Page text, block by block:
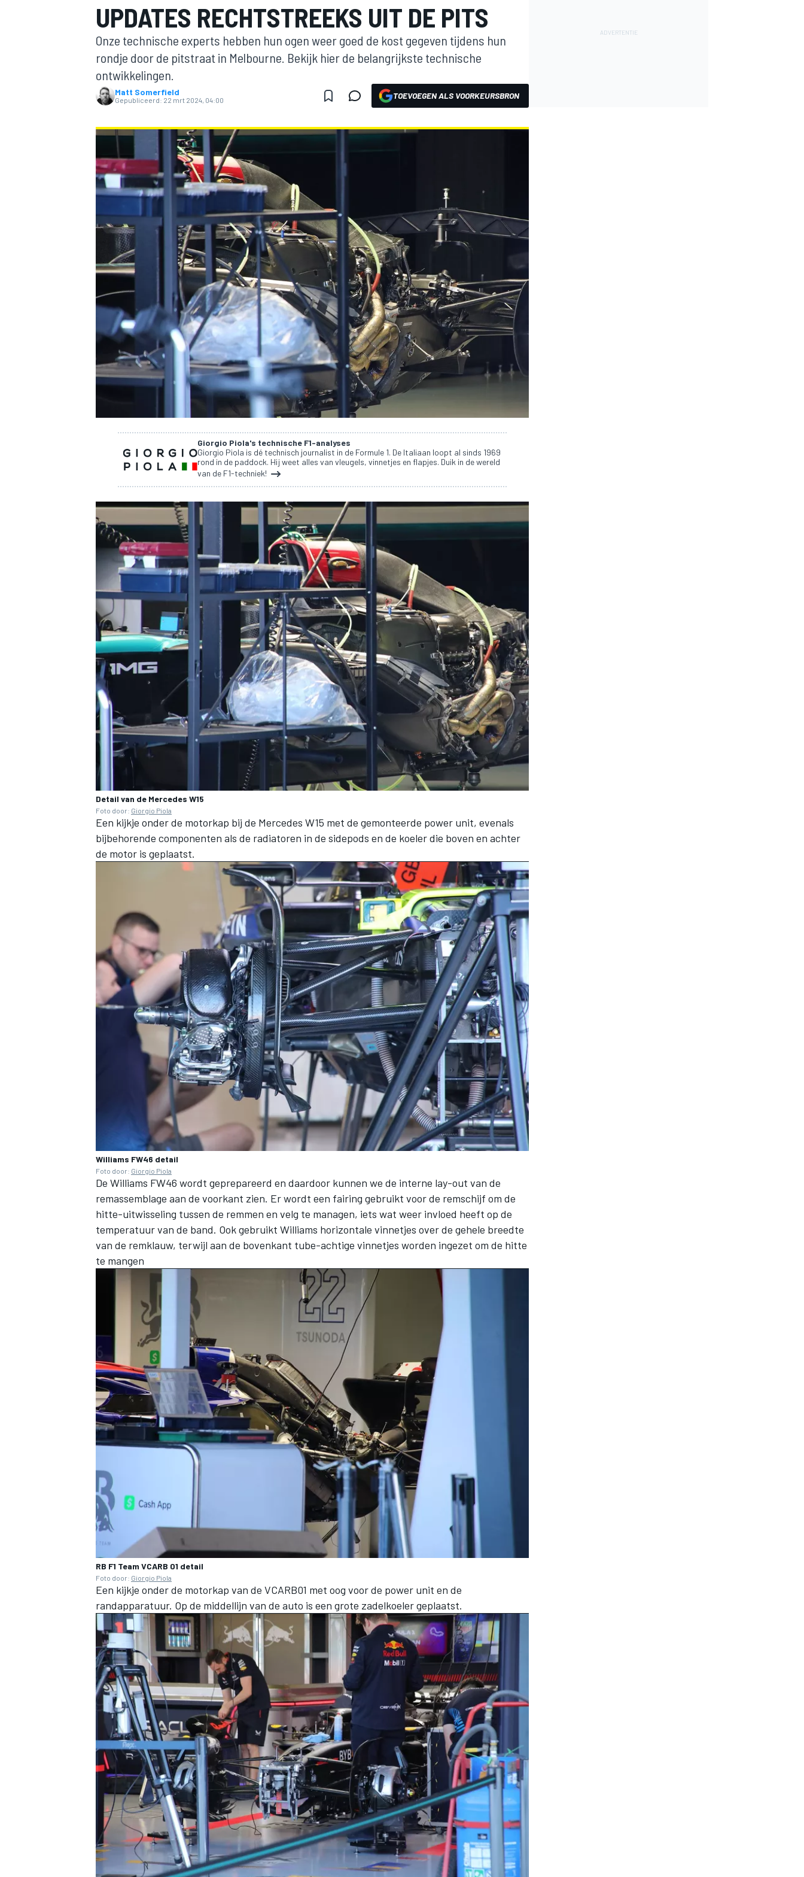
MOTOGP
INDYCAR
MEER RACEKLASSEN
UPDATES RECHTSTREEKS UIT DE PITS
Onze technische experts hebben hun ogen weer goed de kost gegeven tijdens hun
rondje door de pitstraat in Melbourne. Bekijk hier de belangrijkste technische
ontwikkelingen.
Matt Somerfield
Gepubliceerd: 22 mrt 2024, 04:00 TOEVOEGEN ALS VOORKEURSBRON
Giorgio Piola's technische F1-analyses
Giorgio Piola is dé technisch journalist in de Formule 1. De Italiaan loopt al sinds 1969
rond in de paddock. Hij weet alles van vleugels, vinnetjes en flapjes. Duik in de wereld
van de F1-techniek!
Detail van de Mercedes W15
Foto door: Giorgio Piola
Een kijkje onder de motorkap bij de Mercedes W15 met de gemonteerde power unit, evenals
bijbehorende componenten als de radiatoren in de sidepods en de koeler die boven en achter
de motor is geplaatst.
Williams FW46 detail
Foto door: Giorgio Piola
De Williams FW46 wordt geprepareerd en daardoor kunnen we de interne lay-out van de
remassemblage aan de voorkant zien. Er wordt een fairing gebruikt voor de remschijf om de
hitte-uitwisseling tussen de remmen en velg te managen, iets wat weer invloed heeft op de
temperatuur van de band. Ook gebruikt Williams horizontale vinnetjes over de gehele breedte
van de remklauw, terwijl aan de bovenkant tube-achtige vinnetjes worden ingezet om de hitte
te mangen
RB F1 Team VCARB 01 detail
Foto door: Giorgio Piola
Een kijkje onder de motorkap van de VCARB01 met oog voor de power unit en de
randapparatuur. Op de middellijn van de auto is een grote zadelkoeler geplaatst.